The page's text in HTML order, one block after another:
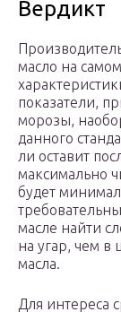
Вердикт
масло на
показатели,
морозы,
данного
ли оставит
максимально
будет
масле найти
на угар, чем в
масла.
Для интереса